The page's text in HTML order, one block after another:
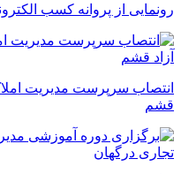
رونمایی از پروانه کسب
انتصاب سرپرست مدیریت
قشم